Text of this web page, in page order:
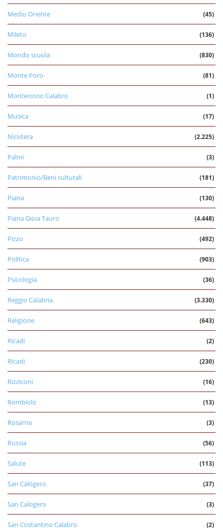
Medio Oriente (45)
Mileto (136)
Mondo scuola (830)
Monte Poro (81)
Monterosso Calabro (1)
Musica (17)
Nicotera (2.225)
Palmi (3)
Patrimonio/Beni culturali (181)
Piana (130)
Piana Gioia Tauro (4.448)
Pizzo (492)
Politica (903)
Psicologia (36)
Reggio Calabria (3.330)
Religione (643)
Ricadi (2)
Ricadi (230)
Rizziconi (16)
Rombiolo (13)
Rosarno (3)
Russia (56)
Salute (113)
San Calogero (37)
San Calogero (3)
San Costantino Calabro (2)